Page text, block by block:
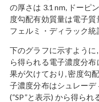
の厚さは 3.1 nm, ドーピ
度勾配有効質量は電子質
フェルミ・ディラック統
下のグラフに示すように
ら得られる電子濃度分
果が欠けており, 密度勾
子濃度分布はシュレー
(“SP”と表示) から得ら